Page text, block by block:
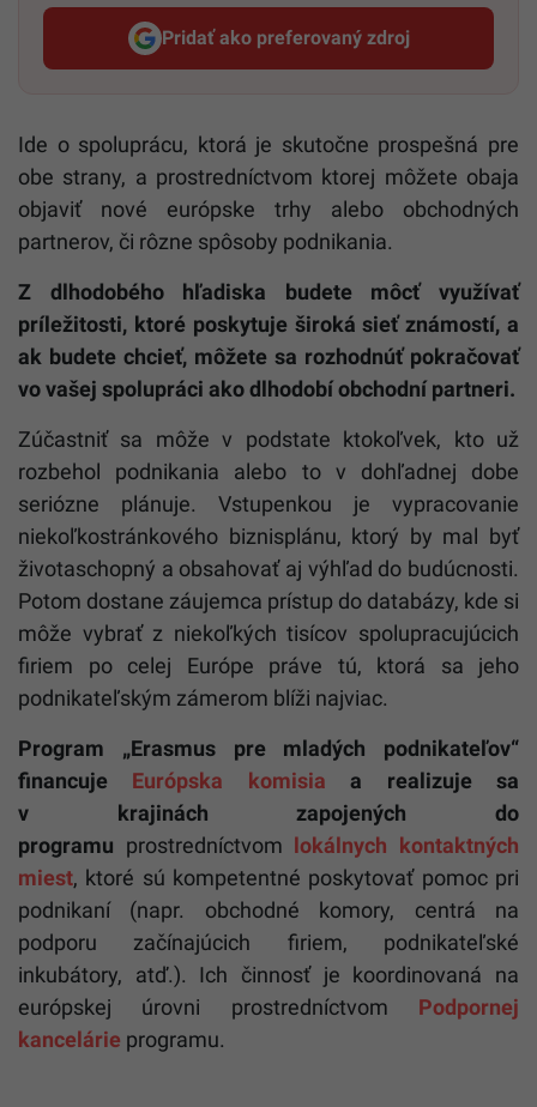
Pridať ako preferovaný zdroj
Startitup, odkaz sa otvorí v
Ide o spoluprácu, ktorá je skutočne prospešná pre
obe strany, a prostredníctvom ktorej môžete obaja
objaviť nové európske trhy alebo obchodných
partnerov, či rôzne spôsoby podnikania.
Z dlhodobého hľadiska budete môcť využívať
príležitosti, ktoré poskytuje široká sieť známostí, a
ak budete chcieť, môžete sa rozhodnúť pokračovať
vo vašej spolupráci ako dlhodobí obchodní partneri.
Zúčastniť sa môže v podstate ktokoľvek, kto už
rozbehol podnikania alebo to v dohľadnej dobe
seriózne plánuje. Vstupenkou je vypracovanie
niekoľkostránkového biznisplánu, ktorý by mal byť
životaschopný a obsahovať aj výhľad do budúcnosti.
Potom dostane záujemca prístup do databázy, kde si
môže vybrať z niekoľkých tisícov spolupracujúcich
firiem po celej Európe práve tú, ktorá sa jeho
podnikateľským zámerom blíži najviac.
Program „Erasmus pre mladých podnikateľov“
financuje Európska komisia a realizujesa
v krajinách zapojených do
programu prostredníctvom lokálnych kontaktných
miest, ktoré sú kompetentné poskytovať pomoc pri
podnikaní (napr. obchodné komory, centrá na
podporu začínajúcich firiem, podnikateľské
inkubátory, atď.). Ich činnosť je koordinovaná na
európskej úrovni prostredníctvom Podpornej
kancelárie programu.